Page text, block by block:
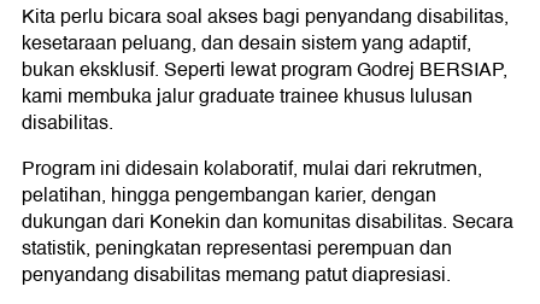
Kita perlu bicara soal akses bagi penyandang disabilitas,
kesetaraan peluang, dan desain sistem yang adaptif,
bukan eksklusif. Seperti lewat program Godrej BERSIAP,
kami membuka jalur graduate trainee khusus lulusan
disabilitas.
Program ini didesain kolaboratif, mulai dari rekrutmen,
pelatihan, hingga pengembangan karier, dengan
dukungan dari Konekin dan komunitas disabilitas. Secara
statistik, peningkatan representasi perempuan dan
penyandang disabilitas memang patut diapresiasi.